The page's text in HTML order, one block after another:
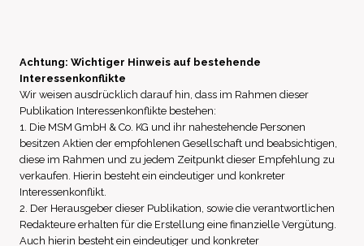
Achtung: Wichtiger Hinweis auf bestehende
Interessenkonflikte
Wir weisen ausdrücklich darauf hin, dass im Rahmen dieser
Publikation Interessenkonflikte bestehen:
1. Die MSM GmbH & Co. KG und ihr nahestehende Personen
besitzen Aktien der empfohlenen Gesellschaft und beabsichtigen,
diese im Rahmen und zu jedem Zeitpunkt dieser Empfehlung zu
verkaufen. Hierin besteht ein eindeutiger und konkreter
Interessenkonflikt.
2. Der Herausgeber dieser Publikation, sowie die verantwortlichen
Redakteure erhalten für die Erstellung eine finanzielle Vergütung.
Auch hierin besteht ein eindeutiger und konkreter